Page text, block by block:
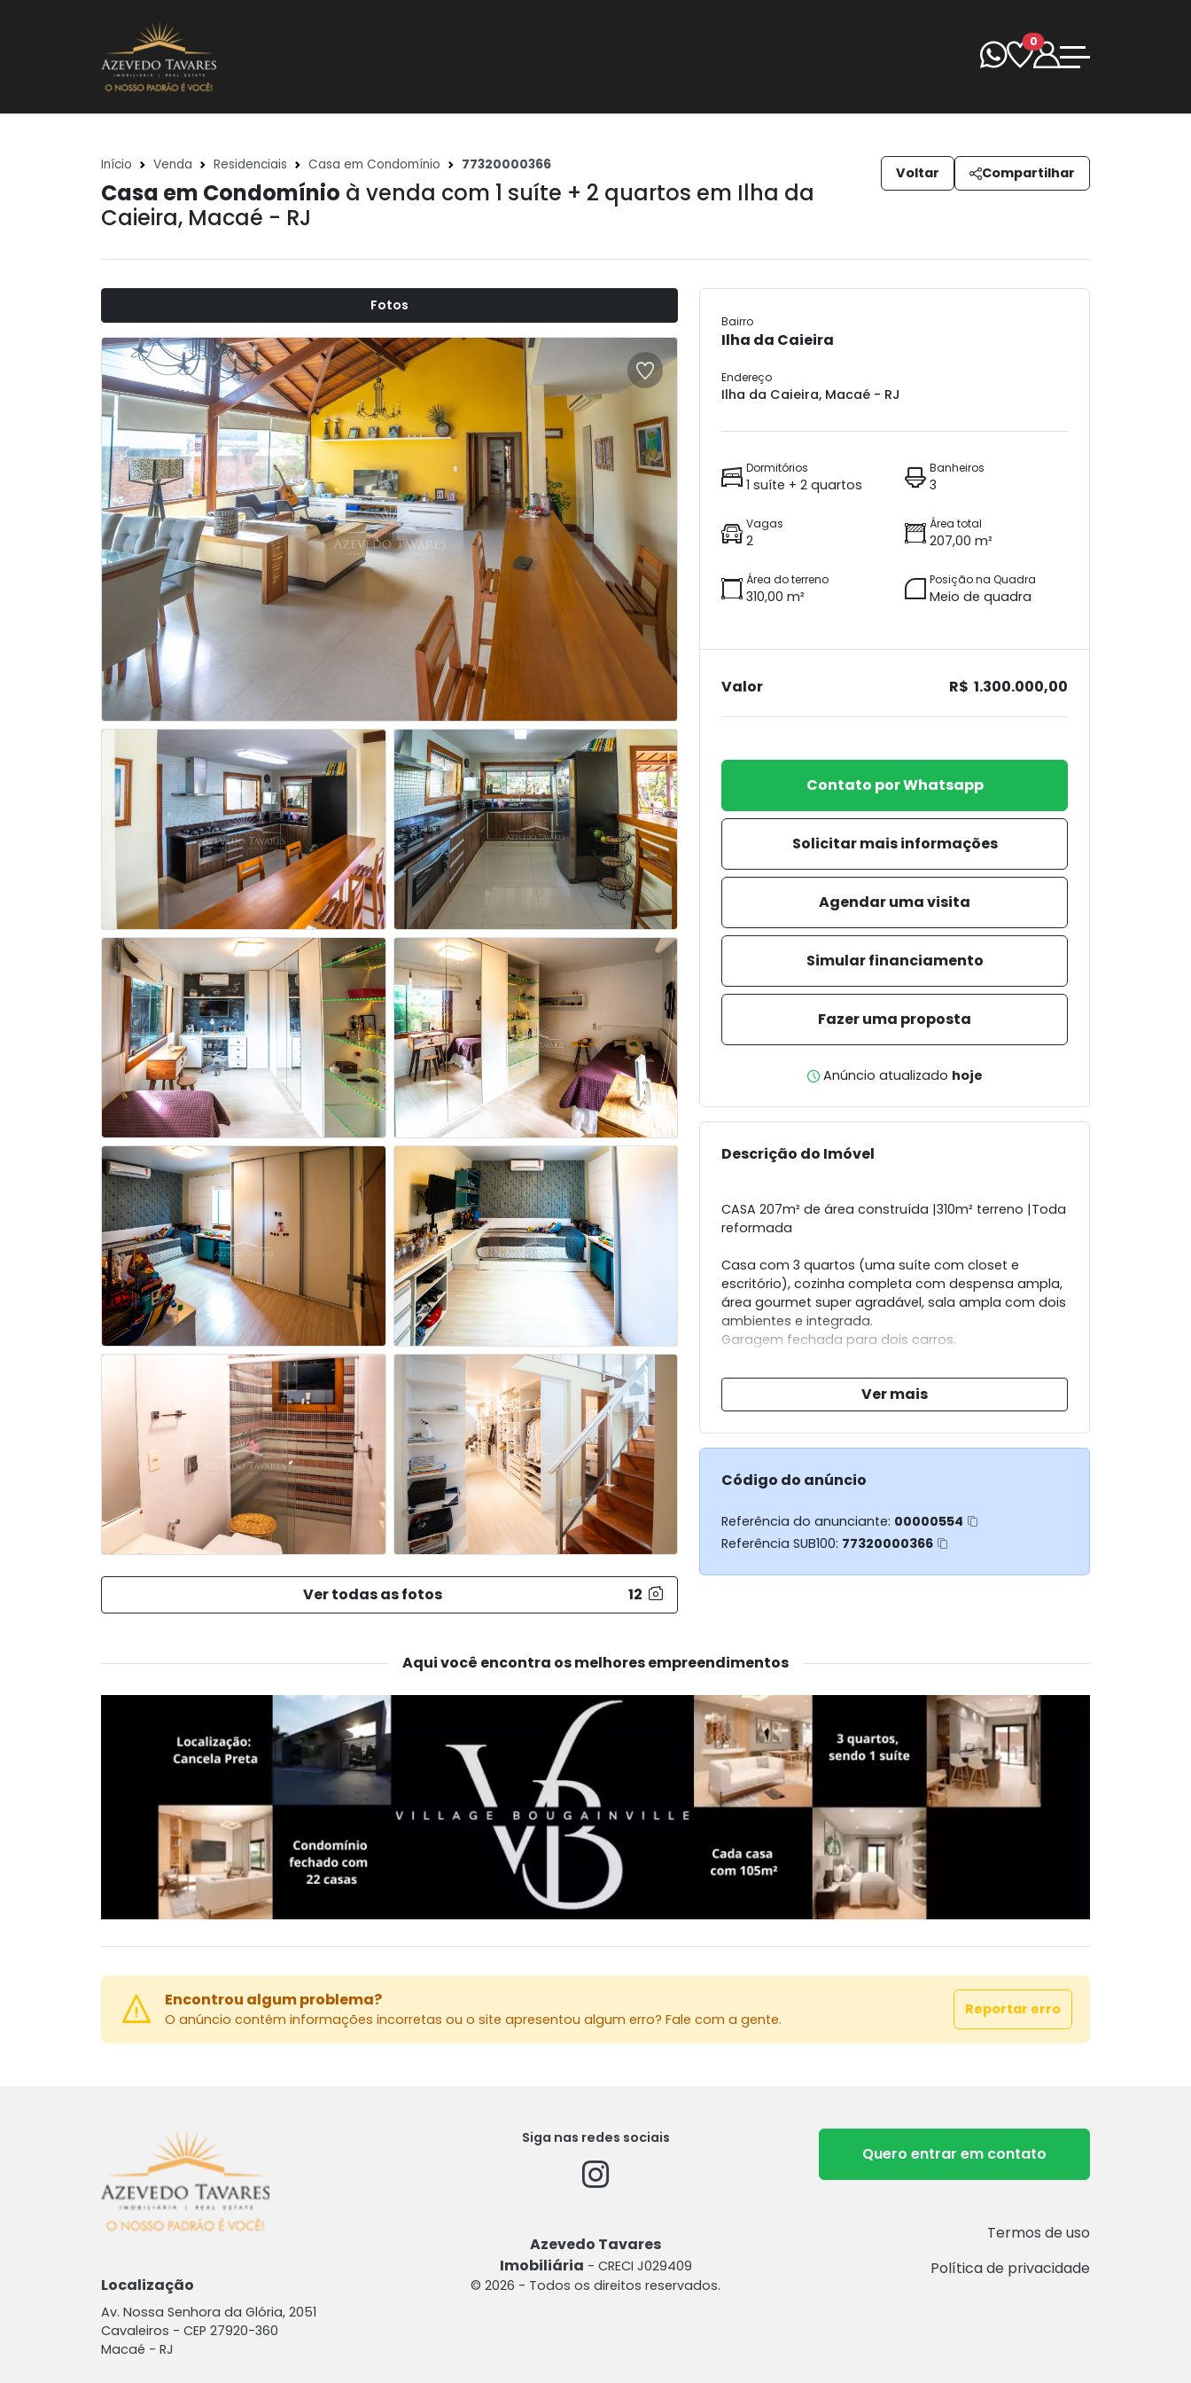
0
Início Venda Residenciais Casa em Condomínio 77320000366
Casa em Condomínio à venda com 1 suíte + 2 quartos em Ilha da
Caieira, Macaé - RJ
Voltar Compartilhar
Fotos
Ver todas as fotos 12
Bairro
Ilha da Caieira
Endereço
Ilha da Caieira, Macaé - RJ
Dormitórios
1 suíte + 2 quartos
Banheiros
3
Vagas
2
Área total
207,00 m²
Área do terreno
310,00 m²
Posição na Quadra
Meio de quadra
Valor R$ 1.300.000,00
Contato por Whatsapp
Solicitar mais informações
Agendar uma visita
Simular financiamento
Fazer uma proposta
Anúncio atualizado hoje
Descrição do Imóvel
CASA 207m² de área construída |310m² terreno |Toda
reformada
Casa com 3 quartos (uma suíte com closet e
escritório), cozinha completa com despensa ampla,
área gourmet super agradável, sala ampla com dois
ambientes e integrada.
Garagem fechada para dois carros.
O condomínio de luxo, arborizado, totalmente
integrado com a natureza. Portaria 24h, 2 piscinas,
quadra e parquinho.
Ver mais
Código do anúncio
Referência do anunciante: 00000554
Referência SUB100: 77320000366
Aqui você encontra os melhores empreendimentos
Encontrou algum problema?
O anúncio contém informações incorretas ou o site apresentou algum erro? Fale com a gente.
Reportar erro
Localização
Av. Nossa Senhora da Glória, 2051
Cavaleiros - CEP 27920-360
Macaé - RJ
Siga nas redes sociais
Azevedo Tavares
Imobiliária - CRECI J029409
© 2026 - Todos os direitos reservados.
Quero entrar em contato
Termos de uso
Política de privacidade